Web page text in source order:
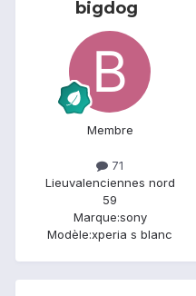
bigdog
Membre
71
Lieuvalenciennes nord
59
Marque:sony
Modèle:xperia s blanc